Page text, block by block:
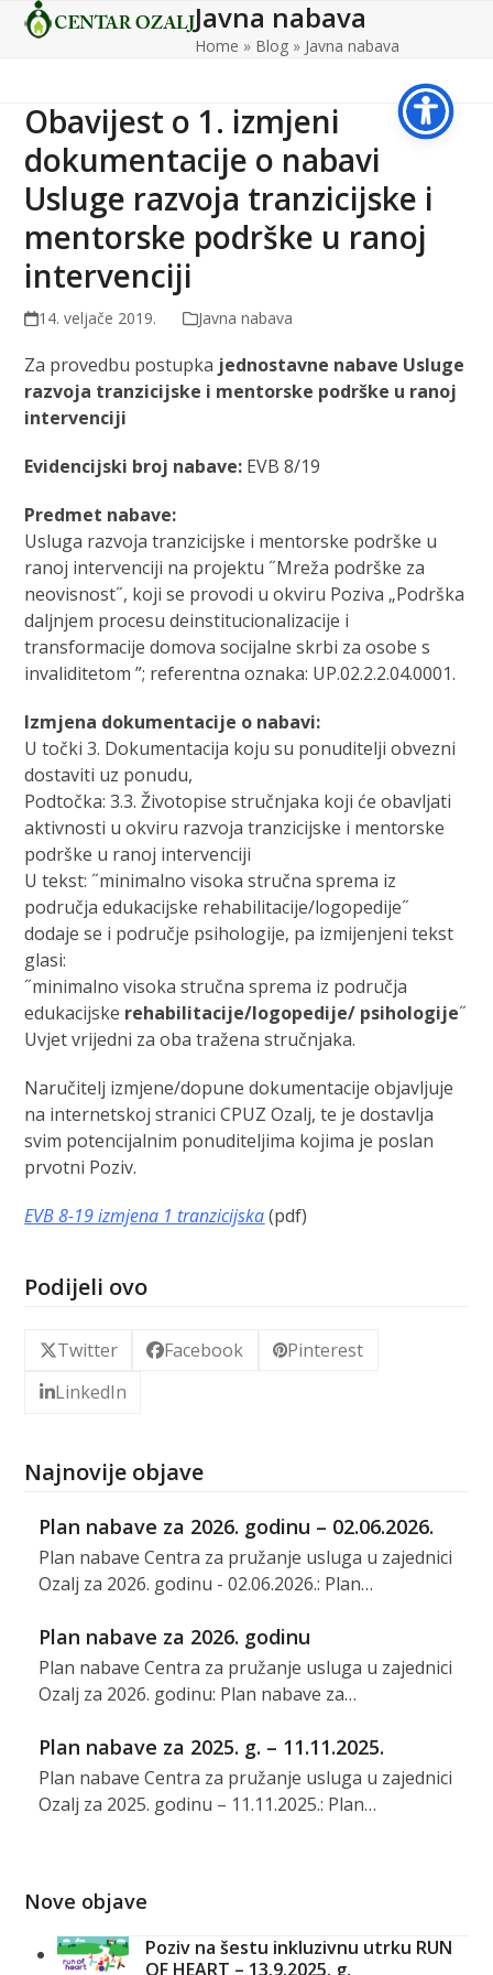
SkipOpen
Close
Javna nabava
Home » Blog » Javna nabava
Obavijest o 1. izmjeni
dokumentacije o nabavi
Usluge razvoja tranzicijske i
mentorske podrške u ranoj
intervenciji
14. veljače 2019. Javna nabava
Za provedbu postupka jednostavne nabave Usluge
razvoja tranzicijske i mentorske podrške u ranoj
intervenciji
Evidencijski broj nabave: EVB 8/19
Predmet nabave:
Usluga razvoja tranzicijske i mentorske podrške u
ranoj intervenciji na projektu ˝Mreža podrške za
neovisnost˝, koji se provodi u okviru Poziva „Podrška
daljnjem procesu deinstitucionalizacije i
transformacije domova socijalne skrbi za osobe s
invaliditetom ”; referentna oznaka: UP.02.2.2.04.0001.
Izmjena dokumentacije o nabavi:
U točki 3. Dokumentacija koju su ponuditelji obvezni
dostaviti uz ponudu,
Podtočka: 3.3. Životopise stručnjaka koji će obavljati
aktivnosti u okviru razvoja tranzicijske i mentorske
podrške u ranoj intervenciji
U tekst: ˝minimalno visoka stručna sprema iz
područja edukacijske rehabilitacije/logopedije˝
dodaje se i područje psihologije, pa izmijenjeni tekst
glasi:
˝minimalno visoka stručna sprema iz područja
edukacijske rehabilitacije/logopedije/ psihologije˝
Uvjet vrijedni za oba tražena stručnjaka.
Naručitelj izmjene/dopune dokumentacije objavljuje
na internetskoj stranici CPUZ Ozalj, te je dostavlja
svim potencijalnim ponuditeljima kojima je poslan
prvotni Poziv.
EVB 8-19 izmjena 1 tranzicijska(pdf)
Podijeli ovo
Twitter Facebook
Pinterest
LinkedIn
Najnovije objave
Plan nabave za 2026. godinu – 02.06.2026.
Plan nabave Centra za pružanje usluga u zajednici
Ozalj za 2026. godinu - 02.06.2026.: Plan…
Plan nabave za 2026. godinu
Plan nabave Centra za pružanje usluga u zajednici
Ozalj za 2026. godinu: Plan nabave za…
Plan nabave za 2025. g. – 11.11.2025.
Plan nabave Centra za pružanje usluga u zajednici
Ozalj za 2025. godinu – 11.11.2025.: Plan…
Nove objave
Poziv na šestu inkluzivnu utrku RUN
OF HEART – 13.9.2025. g.